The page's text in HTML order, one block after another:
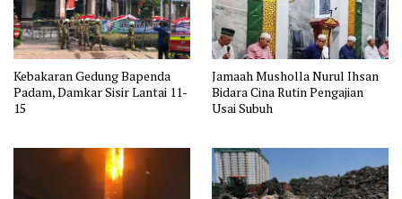
Kebakaran Gedung Bapenda
Padam, Damkar Sisir Lantai 11-
15
Jamaah Musholla Nurul Ihsan
Bidara Cina Rutin Pengajian
Usai Subuh